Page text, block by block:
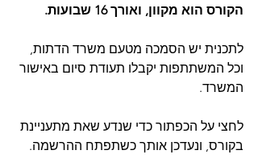
הקורס הוא מקוון, ואורך 16 שבועות.
לתכנית יש הסמכה מטעם משרד הדתות,
וכל המשתתפות יקבלו תעודת סיום באישור
המשרד.
לחצי על הכפתור כדי שנדע שאת מתעניינת
בקורס, ונעדכן אותך כשתפתח ההרשמה.